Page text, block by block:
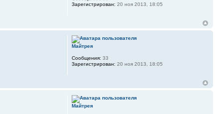
Зарегистрирован: 20 ноя 2013, 18:05
Майтрея
Сообщения: 33
Зарегистрирован: 20 ноя 2013, 18:05
Майтрея